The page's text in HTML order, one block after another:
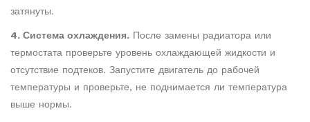
затянуты.
4. Система охлаждения. После замены радиатора или
термостата проверьте уровень охлаждающей жидкости и
отсутствие подтеков. Запустите двигатель до рабочей
температуры и проверьте, не поднимается ли температура
выше нормы.